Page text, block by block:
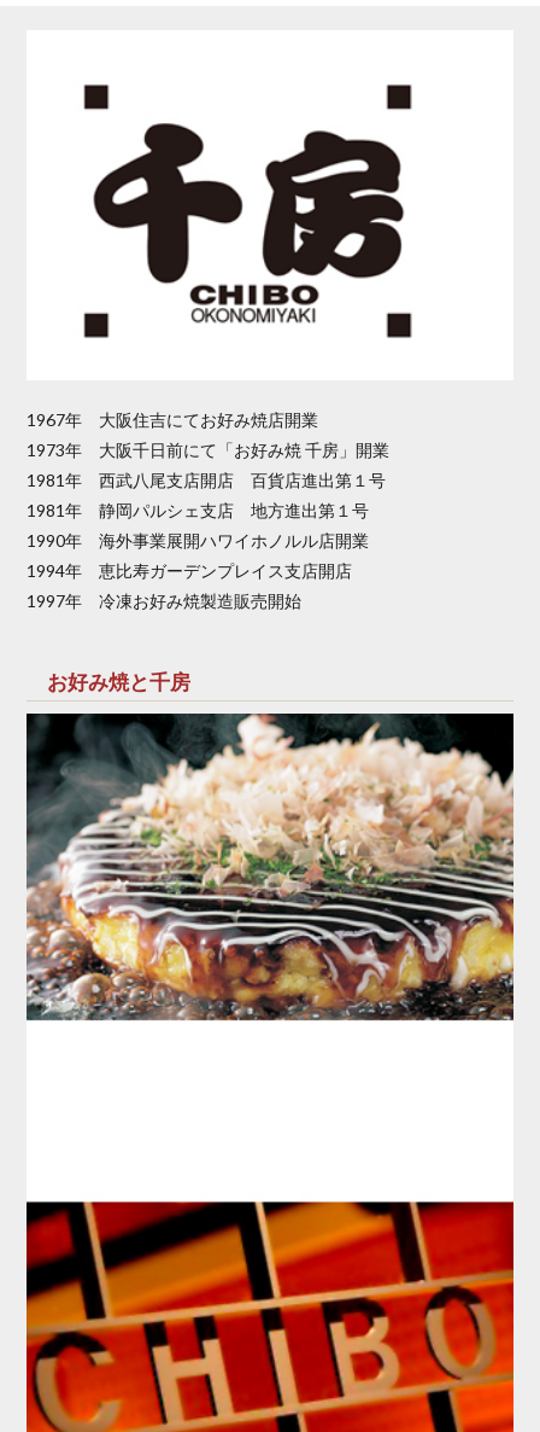
1967年 大阪住吉にてお好み焼店開業
1973年 大阪千日前にて「お好み焼 千房」開業
1981年 西武八尾支店開店 百貨店進出第１号
1981年 静岡パルシェ支店 地方進出第１号
1990年 海外事業展開ハワイホノルル店開業
1994年 恵比寿ガーデンプレイス支店開店
1997年 冷凍お好み焼製造販売開始
お好み焼と千房